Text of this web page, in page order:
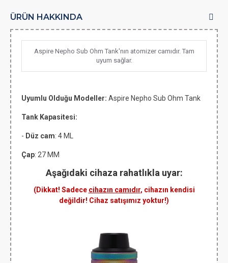
ÜRÜN HAKKINDA
Aspire Nepho Sub Ohm Tank'nın atomizer camıdır. Tam
uyum sağlar.
Uyumlu Olduğu Modeller: Aspire Nepho Sub Ohm Tank
Tank Kapasitesi:
- Düz cam: 4 ML
Çap: 27 MM
Aşağıdaki cihaza rahatlıkla uyar:
(Dikkat! Sadece cihazın camıdır, cihazın kendisi
değildir! Cihaz satışımız yoktur!)